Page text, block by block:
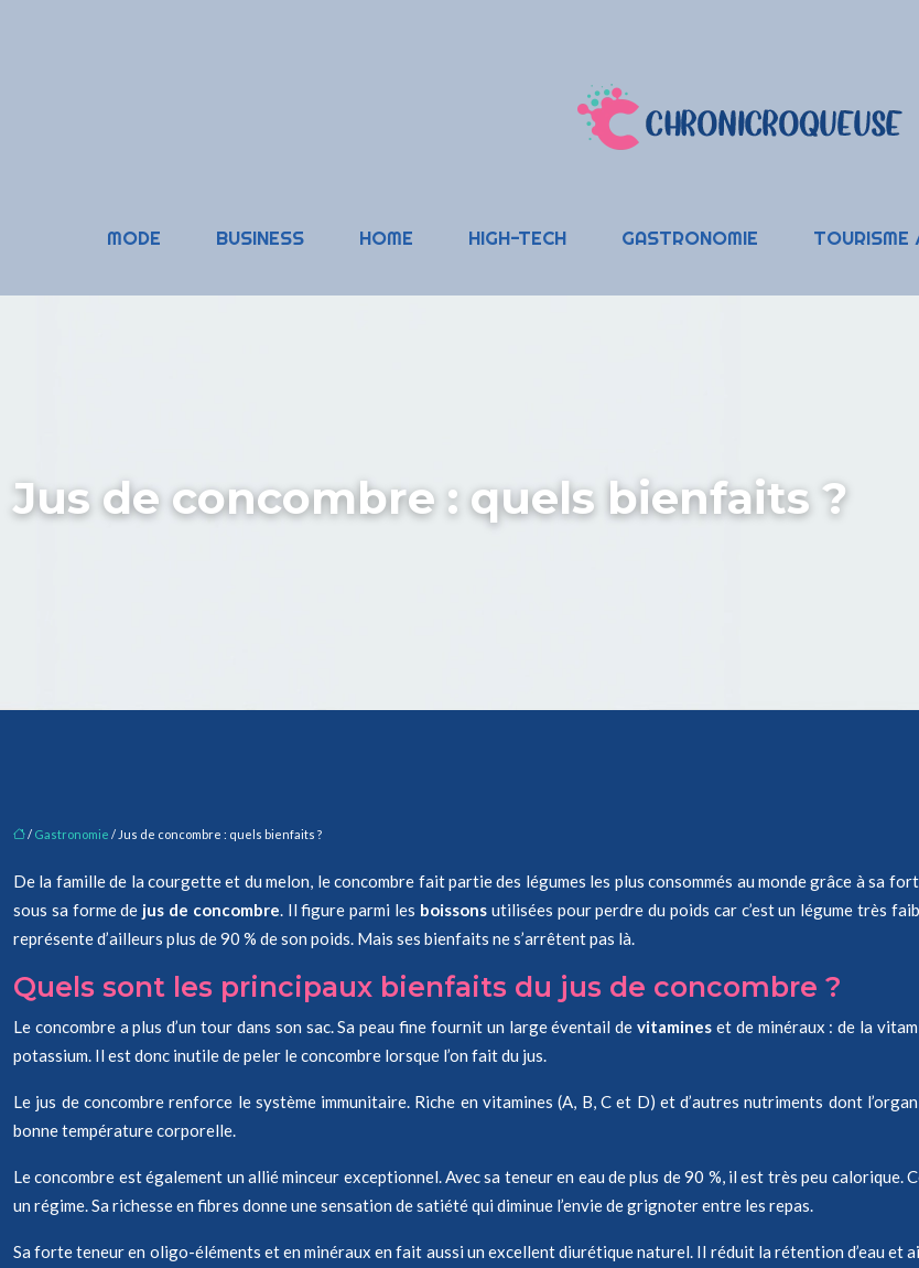
MODE BUSINESS HOME HIGH-TECH GASTRONOMIE TOURISME
Jus de concombre : quels bienfaits ?
/ Gastronomie / Jus de concombre : quels bienfaits ?
De la famille de la courgette et du melon, le concombre fait partie des légumes les plus consommés au monde grâce à sa
sous sa forme de jus de concombre. Il figure parmi les boissonsutilisées pour perdre du poids car c’est un légume très
représente d’ailleurs plus de 90 % de son poids. Mais ses bienfaits ne s’arrêtent pas là.
Quels sont les principaux bienfaits du jus de concombre ?
Le concombre a plus d’un tour dans son sac. Sa peau fine fournit un large éventail devitamines et de minéraux : de la
potassium. Il est donc inutile de peler le concombre lorsque l’on fait du jus.
Le jus de concombre renforce le système immunitaire. Riche en vitamines (A, B, C et D) et d’autres nutriments dont
bonne température corporelle.
Le concombre est également un allié minceur exceptionnel. Avec sa teneur en eau de plus de 90 %, il est très peu
un régime. Sa richesse en fibres donne une sensation de satiété qui diminue l’envie de grignoter entre les repas.
Sa forte teneur en oligo-éléments et en minéraux en fait aussi un excellent diurétique naturel. Il réduit la rétention d’eau et